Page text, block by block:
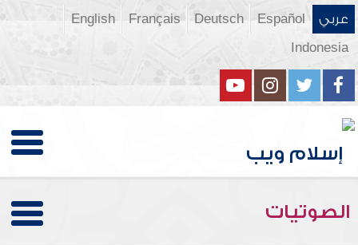
عربي Español
Deutsch
Français
English
Indonesia
الصوتيات